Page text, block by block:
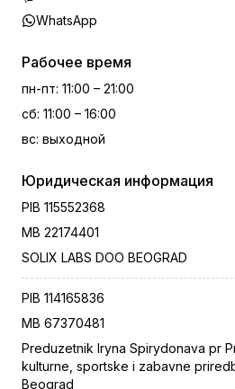
WhatsApp
Рабочее время
пн-пт: 11:00 – 21:00
сб: 11:00 – 16:00
вс: выходной
Юридическая информация
PIB 115552368
MB 22174401
SOLIX LABS DOO BEOGRAD
PIB 114165836
MB 67370481
Preduzetnik Iryna Spirydonava pr
kulturne, sportske i zabavne
Beograd